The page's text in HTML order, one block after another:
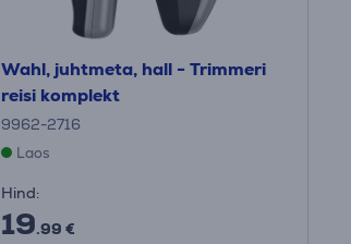
Wahl, juhtmeta, hall - Trimmeri
reisi komplekt
9962-2716
Laos
Hind:
19.99 €